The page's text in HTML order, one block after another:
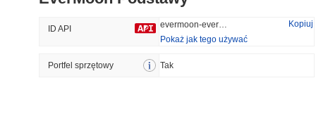
Trendy
ID API
Kopiuj
Pokaż jak tego używać
Portfel sprzętowy Tak